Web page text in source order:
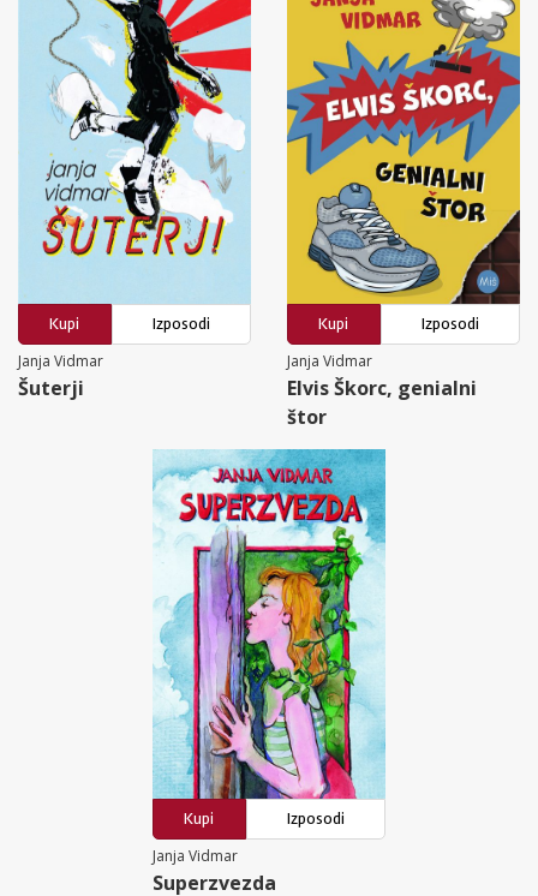
Kupi
Izposodi
Janja Vidmar
Šuterji
Kupi
Izposodi
Janja Vidmar
Elvis Škorc, genialni
štor
Kupi
Izposodi
Janja Vidmar
Superzvezda